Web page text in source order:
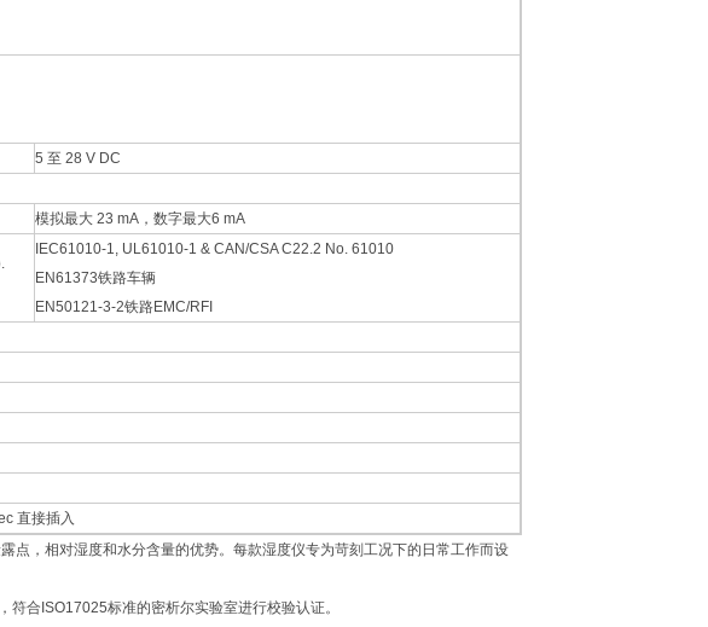
5 至 28 V DC
模拟最大 23 mA，数字最大6 mA
IEC61010-1, UL61010-1 & CAN/CSA C22.2 No. 61010
EN61373铁路车辆
EN50121-3-2铁路EMC/RFI
直接插入
点，相对湿度和水分含量的优势。每款湿度仪专为苛刻工况下的日常工作而设
合ISO17025标准的密析尔实验室进行校验认证。